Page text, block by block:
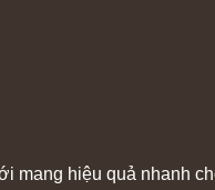
mang hiệu quả nhanh